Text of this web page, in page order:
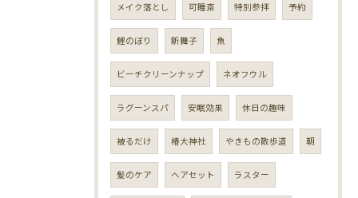
メイク落とし 可睡斎 特別参拝 予約
鯉のぼり 新舞子 魚
ビーチクリーンナップ ネオフウル
ラグーンスパ 安眠効果 休日の趣味
被るだけ 椿大神社 やきもの散歩道 朝
髪のケア ヘアセット ラスター